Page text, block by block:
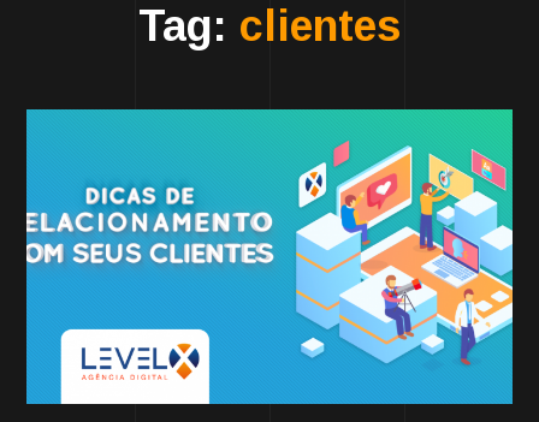
Tag: clientes